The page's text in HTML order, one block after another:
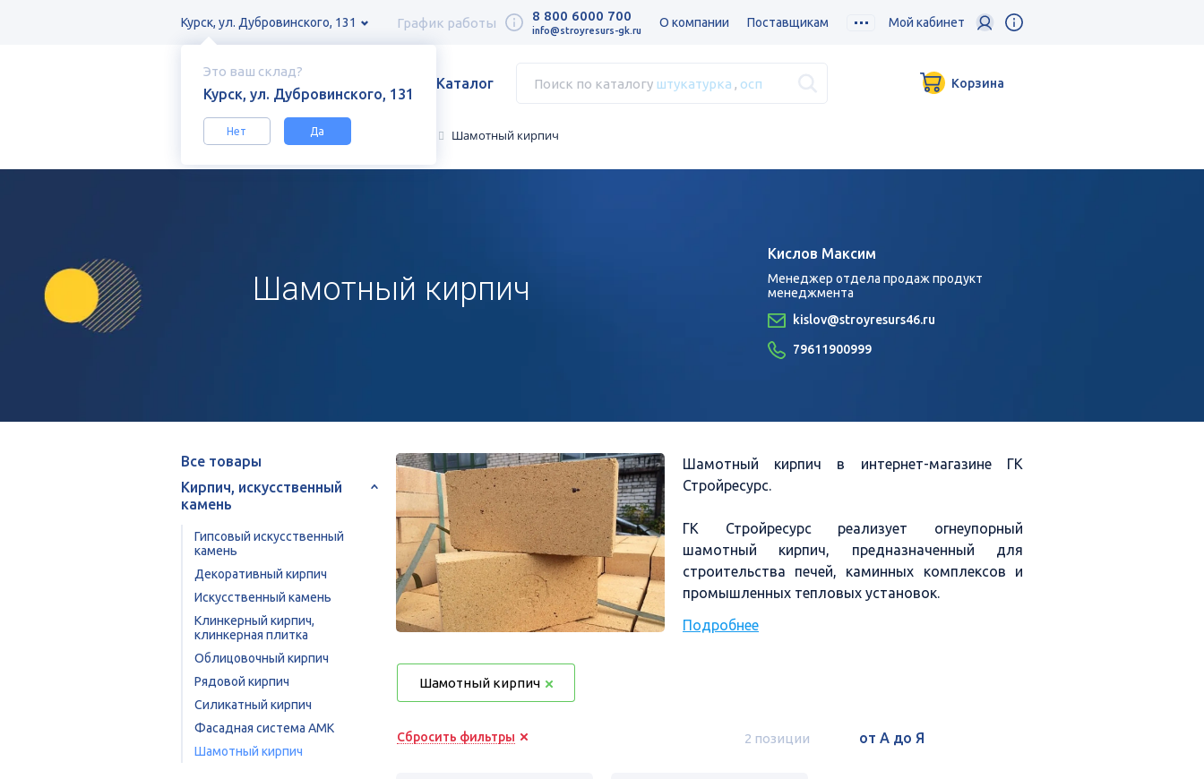
Это ваш склад?
Курск, ул. Дубровинского, 131
Нет Да
Курск, ул. Дубровинского, 131 График работы 8 800 6000 700
info@stroyresurs-gk.ru
О компании Поставщикам Мой кабинет
Каталог Поиск по каталогу штукатурка осп Корзина
Каталог Кирпич, искусственный камень Шамотный кирпич
Шамотный кирпич
Кислов Максим
Менеджер отдела продаж продукт
менеджмента
kislov@stroyresurs46.ru
79611900999
Все товары
Кирпич, искусственный
камень
Гипсовый искусственный
камень
Декоративный кирпич
Искусственный камень
Клинкерный кирпич,
клинкерная плитка
Облицовочный кирпич
Рядовой кирпич
Силикатный кирпич
Фасадная система АМК
Шамотный кирпич
Шамотный кирпич в интернет-магазине ГК
Стройресурс.
ГК Стройресурс реализует огнеупорный
шамотный кирпич, предназначенный для
строительства печей, каминных комплексов и
промышленных тепловых установок.
Ключевые преимущества:
- Стойкость к химическим воздействиям
Подробнее
Шамотный кирпич
Сбросить фильтры 2 позиции